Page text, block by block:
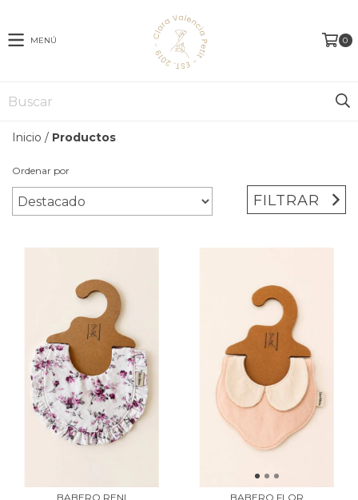
MENÚ 0
Inicio / Productos
Ordenar por
FILTRAR
BABERO RENI BABERO FLOR